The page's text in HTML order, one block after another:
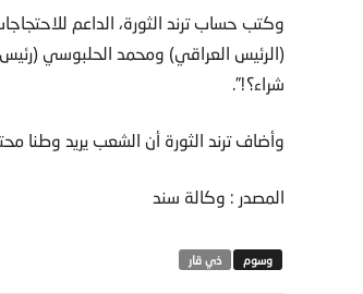
وكتب حساب ترند الثورة، الداعم
(الرئيس العراقي) ومحمد الحلبوسي (رئيس
شراء؟!”.
وأضاف ترند الثورة أن الشعب يريد وطنا
المصدر : وكالة سند
ذي قار